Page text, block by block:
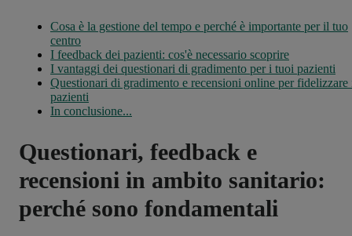
Cosa è la gestione del tempo e perché è importante per il tuo
centro
I feedback dei pazienti: cos'è necessario scoprire
I vantaggi dei questionari di gradimento per i tuoi pazienti
Questionari di gradimento e recensioni online per fidelizzare
pazienti
In conclusione...
Questionari, feedback e
recensioni in ambito sanitario:
perché sono fondamentali